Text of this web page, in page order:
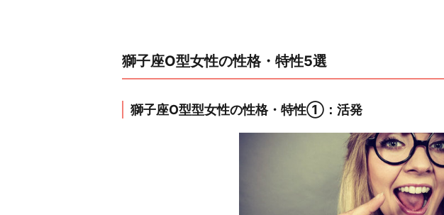
獅子座O型女性の性格・特性5選
獅子座O型型女性の性格・特性①：活発